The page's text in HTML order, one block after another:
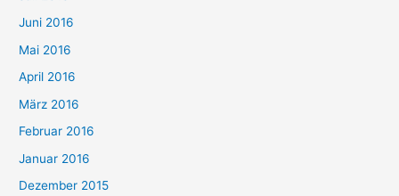
Juni 2016
Mai 2016
April 2016
März 2016
Februar 2016
Januar 2016
Dezember 2015